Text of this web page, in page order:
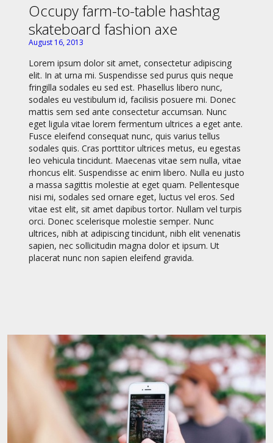
Occupy farm-to-table hashtag
skateboard fashion axe
August 16, 2013
Lorem ipsum dolor sit amet, consectetur adipiscing
elit. In at urna mi. Suspendisse sed purus quis neque
fringilla sodales eu sed est. Phasellus libero nunc,
sodales eu vestibulum id, facilisis posuere mi. Donec
mattis sem sed ante consectetur accumsan. Nunc
eget ligula vitae lorem fermentum ultrices a eget ante.
Fusce eleifend consequat nunc, quis varius tellus
sodales quis. Cras porttitor ultrices metus, eu egestas
leo vehicula tincidunt. Maecenas vitae sem nulla, vitae
rhoncus elit. Suspendisse ac enim libero. Nulla eu justo
a massa sagittis molestie at eget quam. Pellentesque
nisi mi, sodales sed ornare eget, luctus vel eros. Sed
vitae est elit, sit amet dapibus tortor. Nullam vel turpis
orci. Donec scelerisque molestie semper. Nunc
ultrices, nibh at adipiscing tincidunt, nibh elit venenatis
sapien, nec sollicitudin magna dolor et ipsum. Ut
placerat nunc non sapien eleifend gravida.